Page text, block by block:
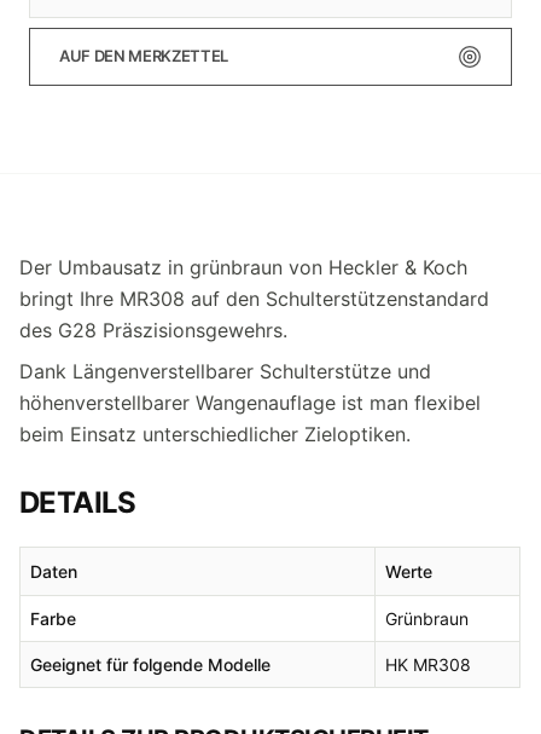
AUF DEN MERKZETTEL
Der Umbausatz in grünbraun von Heckler & Koch
bringt Ihre MR308 auf den Schulterstützenstandard
des G28 Präszisionsgewehrs.
Dank Längenverstellbarer Schulterstütze und
höhenverstellbarer Wangenauflage ist man flexibel
beim Einsatz unterschiedlicher Zieloptiken.
DETAILS
Daten Werte
Farbe Grünbraun
Geeignet für folgende Modelle HK MR308